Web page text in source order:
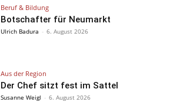
Beruf & Bildung
Botschafter für Neumarkt
Ulrich Badura - 6. August 2026
Aus der Region
Der Chef sitzt fest im Sattel
Susanne Weigl - 6. August 2026